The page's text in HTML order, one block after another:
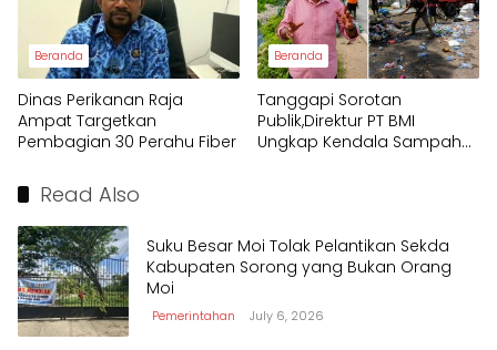
Beranda
Dinas Perikanan Raja
Ampat Targetkan
Pembagian 30 Perahu Fiber
Beranda
Tanggapi Sorotan
Publik,Direktur PT BMI
Ungkap Kendala Sampah
Read Also
Suku Besar Moi Tolak Pelantikan Sekda
Kabupaten Sorong yang Bukan Orang
Moi
Pemerintahan July 6, 2026